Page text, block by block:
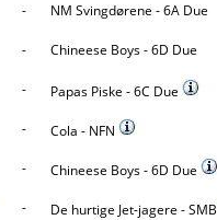
- NM Svingdørene - 6A Due
- Chineese Boys - 6D Due
- Papas Piske - 6C Due
- Cola - NFN
- Chineese Boys - 6D Due
- De hurtige Jet-jagere - SMB